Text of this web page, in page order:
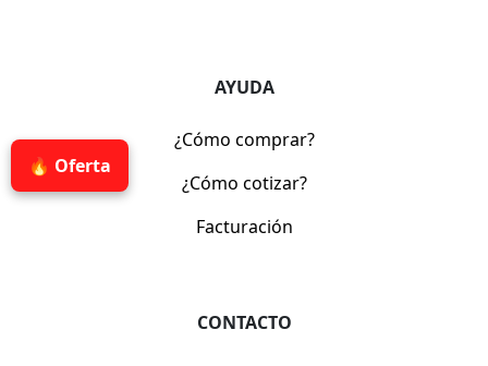
🔥 Oferta
AYUDA
¿Cómo comprar?
¿Cómo cotizar?
Facturación
CONTACTO